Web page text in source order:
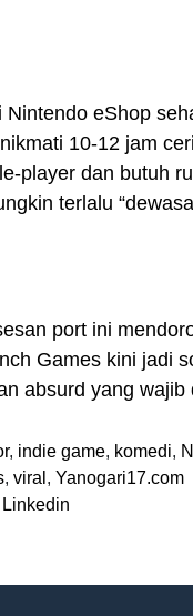
Nintendo eShop
10-12 jam
player dan butuh
terlalu
port ini
Games kini jadi
absurd yang
, indie game, komedi,
, viral , Yanogari17.com
Linkedin